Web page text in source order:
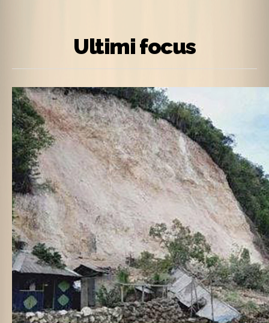
Ultimi focus